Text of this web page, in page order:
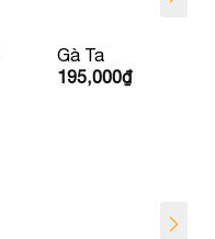
Gà Ta
195,000₫